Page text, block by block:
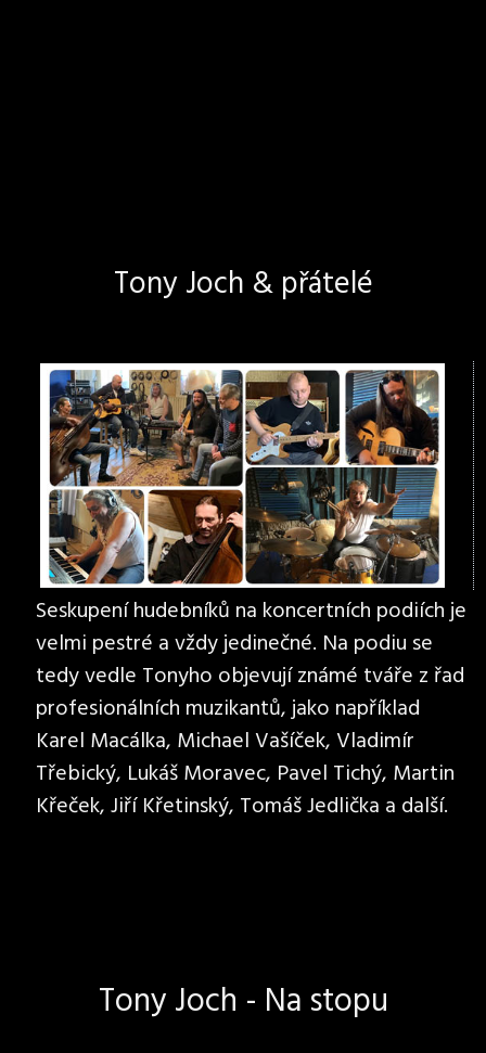
Tony Joch & přátelé
Seskupení hudebníků na koncertních podiích je
velmi pestré a vždy jedinečné. Na podiu se
tedy vedle Tonyho objevují známé tváře z řad
profesionálních muzikantů, jako například
Karel Macálka, Michael Vašíček, Vladimír
Třebický, Lukáš Moravec, Pavel Tichý, Martin
Křeček, Jiří Křetinský, Tomáš Jedlička a další.
Tony Joch - Na stopu